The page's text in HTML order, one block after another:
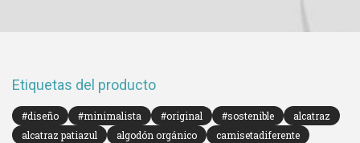
Etiquetas del producto
#diseño #minimalista #original #sostenible
alcatraz
alcatraz patiazul
algodón orgánico
camisetadiferente